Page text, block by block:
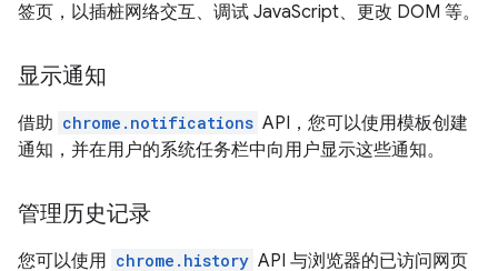
签页，以插桩网络交互、调试 JavaScript、更改 DOM 等。
显示通知
借助 chrome.notifications API，您可以使用模板创建
通知，并在用户的系统任务栏中向用户显示这些通知。
管理历史记录
您可以使用 chrome.history API 与浏览器的已访问网页